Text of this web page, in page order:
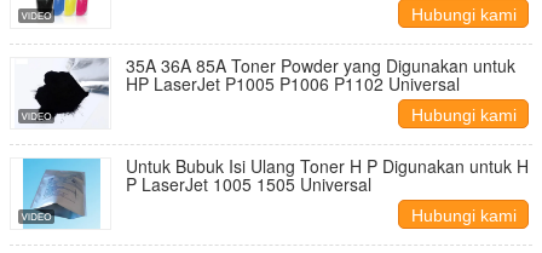
Hubungi kami
35A 36A 85A Toner Powder yang Digunakan untuk
HP LaserJet P1005 P1006 P1102 Universal
Hubungi kami
Untuk Bubuk Isi Ulang Toner H P Digunakan untuk H
P LaserJet 1005 1505 Universal
Hubungi kami